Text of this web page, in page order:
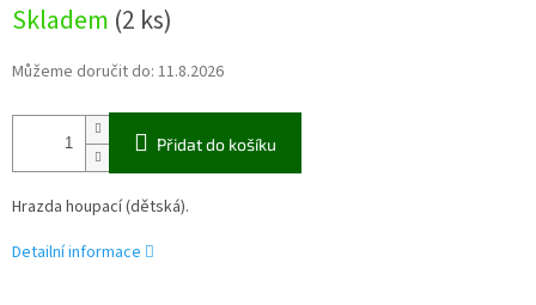
cena:
Skladem (2 ks)
Můžeme doručit do: 11.8.2026
Přidat do košíku
Hrazda houpací (dětská).
Detailní informace